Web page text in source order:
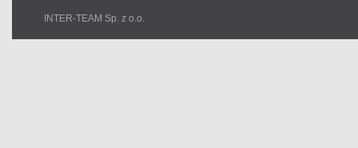
INTER-TEAM Sp. z o.o.